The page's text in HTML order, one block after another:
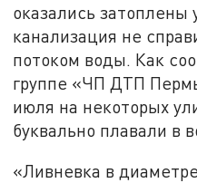
оказались
канализация не
потоком воды. Как
группе «ЧП ДТП
июля на некоторых
буквально плавали в
«Ливневка в